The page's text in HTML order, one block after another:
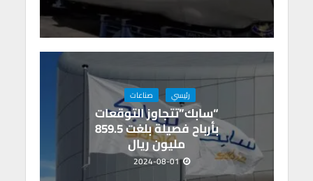
رئيسي صناعات
“سابك”تتجاوز التوقعات
بأرباح فصيلة بلغت 859.5
مليون ريال
2024-08-01